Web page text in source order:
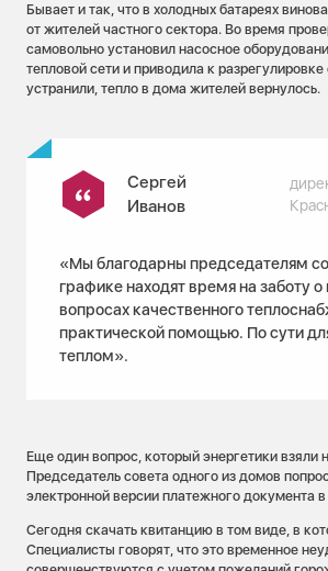
Бывает и так, что в холодных батареях
от жителей частного сектора. Во время
самовольно установил насосное
тепловой сети и приводила к
устранили, тепло в дома жителей вернулось.
Сергей
Иванов
«Мы благодарны председателям
графике находят время на заботу
вопросах качественного
практической помощью. По сути
теплом».
Еще один вопрос, который энергетики
Председатель совета одного из домов
электронной версии платежного документа
Сегодня скачать квитанцию в том виде, в
Специалисты говорят, что это временное